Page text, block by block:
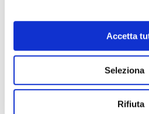
destra puoi continuare la
dei cookie necessari. Per
eventualmente modificare il tuo
l'Informativa su
consenso in qualsiasi momento,
Mostra Dettagli.
Accetta
Seleziona
Rifiuta